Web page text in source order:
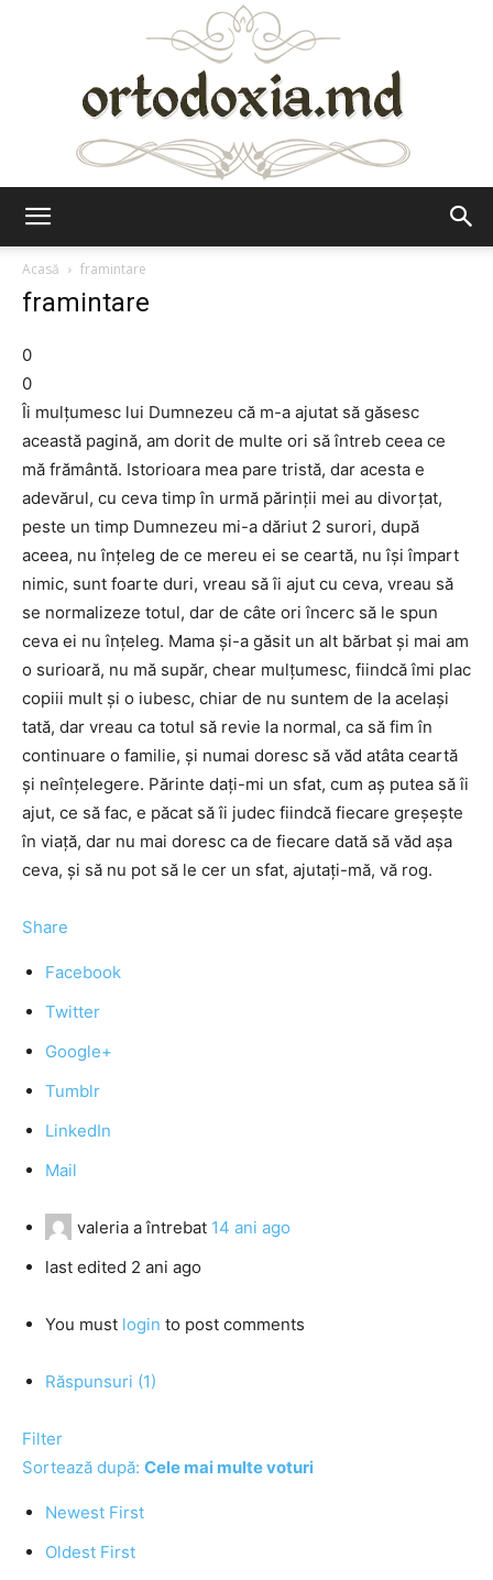
Acasă
framintare
framintare
0
0
Îi mulţumesc lui Dumnezeu că m-a ajutat să găsesc
această pagină, am dorit de multe ori să întreb ceea ce
mă frământă. Istorioara mea pare tristă, dar acesta e
adevărul, cu ceva timp în urmă părinţii mei au divorţat,
peste un timp Dumnezeu mi-a dăriut 2 surori, după
aceea, nu înţeleg de ce mereu ei se ceartă, nu îşi împart
nimic, sunt foarte duri, vreau să îi ajut cu ceva, vreau să
se normalizeze totul, dar de câte ori încerc să le spun
ceva ei nu înţeleg. Mama şi-a găsit un alt bărbat şi mai am
o surioară, nu mă supăr, chear mulţumesc, fiindcă îmi plac
copiii mult şi o iubesc, chiar de nu suntem de la acelaşi
tată, dar vreau ca totul să revie la normal, ca să fim în
continuare o familie, şi numai doresc să văd atâta ceartă
şi neînţelegere. Părinte daţi-mi un sfat, cum aş putea să îi
ajut, ce să fac, e păcat să îi judec fiindcă fiecare greşeşte
în viaţă, dar nu mai doresc ca de fiecare dată să văd aşa
ceva, şi să nu pot să le cer un sfat, ajutaţi-mă, vă rog.
Share
Facebook
Twitter
Google+
Tumblr
LinkedIn
Mail
valeria a întrebat 14 ani ago
last edited 2 ani ago
You must login to post comments
Răspunsuri (1)
Filter
Sortează după: Cele mai multe voturi
Newest First
Oldest First